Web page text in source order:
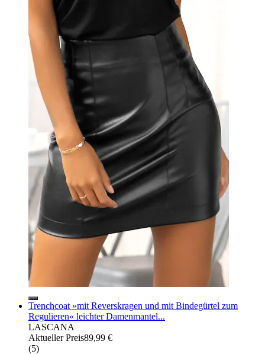
Trenchcoat »mit Reverskragen und mit Bindegürtel zum
Regulieren« leichter Damenmantel...
LASCANA
Aktueller Preis89,99 €
(5)